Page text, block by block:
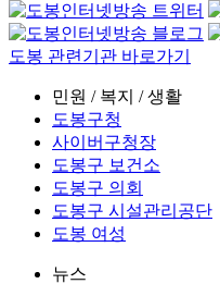
도봉 관련기관 바로가기
민원 / 복지 / 생활
도봉구청
사이버구청장
도봉구 보건소
도봉구 의회
도봉구 시설관리공단
도봉 여성
뉴스